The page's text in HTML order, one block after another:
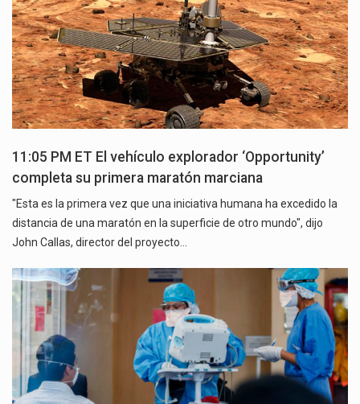
11:05 PM ET El vehículo explorador ‘Opportunity’
completa su primera maratón marciana
"Esta es la primera vez que una iniciativa humana ha excedido la
distancia de una maratón en la superficie de otro mundo", dijo
John Callas, director del proyecto…